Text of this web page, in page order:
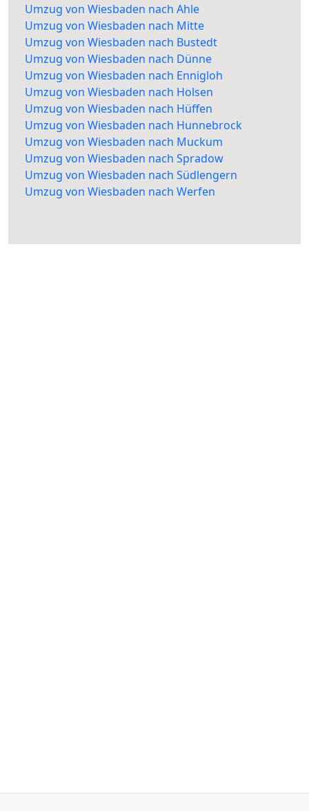
Umzug von Wiesbaden nach Ahle
Umzug von Wiesbaden nach Mitte
Umzug von Wiesbaden nach Bustedt
Umzug von Wiesbaden nach Dünne
Umzug von Wiesbaden nach Ennigloh
Umzug von Wiesbaden nach Holsen
Umzug von Wiesbaden nach Hüffen
Umzug von Wiesbaden nach Hunnebrock
Umzug von Wiesbaden nach Muckum
Umzug von Wiesbaden nach Spradow
Umzug von Wiesbaden nach Südlengern
Umzug von Wiesbaden nach Werfen